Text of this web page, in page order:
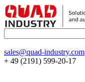
sales@quad-industry.com
+ 49 (2191) 599-20-17